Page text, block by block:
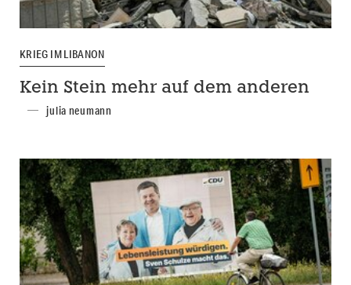
KRIEG IM LIBANON
Kein Stein mehr auf dem anderen
julia neumann